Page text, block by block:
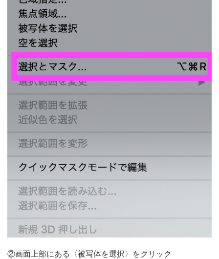
②画面上部にある〈被写体を選択〉をクリック